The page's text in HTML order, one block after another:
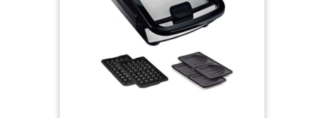
câble intégré facile à utiliser, permettant de
conserver un plan de travail bien rangé. Le
rangement vertical compact permet de gagner de
la place dans la cuisine